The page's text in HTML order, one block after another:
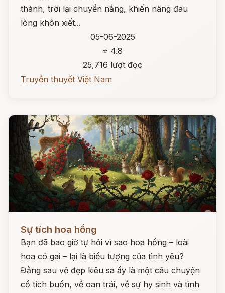
thành, trời lại chuyển nắng, khiến nàng đau
lòng khôn xiết...
05-06-2025
⭐ 4.8
25,716 lượt đọc
Truyền thuyết Việt Nam
Sự tích hoa hồng
Bạn đã bao giờ tự hỏi vì sao hoa hồng – loài
hoa có gai – lại là biểu tượng của tình yêu?
Đằng sau vẻ đẹp kiêu sa ấy là một câu chuyện
cổ tích buồn, về oan trái, về sự hy sinh và tình